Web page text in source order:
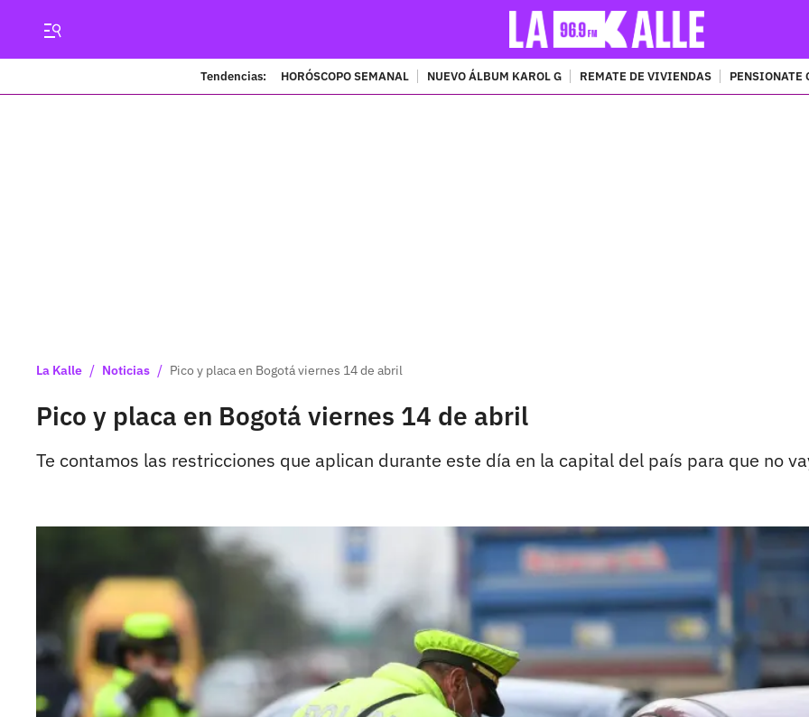
Tendencias: HORÓSCOPO SEMANAL NUEVO ÁLBUM KAROL G REMATE DE VIVIENDAS PENSIONATE
La Kalle / Noticias / Pico y placa en Bogotá viernes 14 de abril
Pico y placa en Bogotá viernes 14 de abril
Te contamos las restricciones que aplican durante este día en la capital del país para que no